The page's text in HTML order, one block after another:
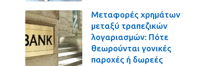
Μεταφορές χρημάτων
μεταξύ τραπεζικών
λογαριασμών: Πότε
θεωρούνται γονικές
παροχές ή δωρεές